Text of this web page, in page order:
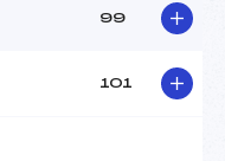
99
101